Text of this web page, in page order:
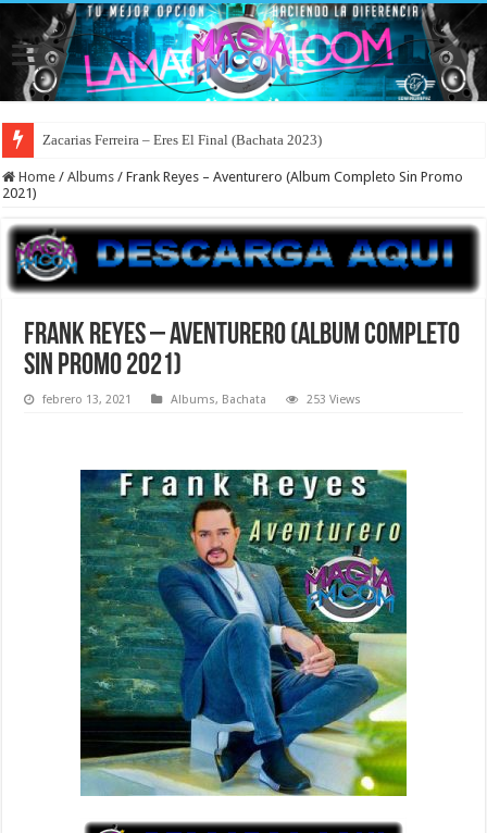
Zacarias Ferreira – Eres El Final (Bachata 2023)
Home / Albums / Frank Reyes – Aventurero (Album Completo Sin Promo
2021)
Frank Reyes – Aventurero (Album Completo
Sin Promo 2021)
febrero 13, 2021 Albums, Bachata 253 Views